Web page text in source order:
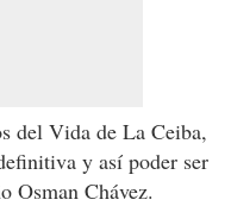
del Vida de La Ceiba,
y así poder ser
Osman Chávez.